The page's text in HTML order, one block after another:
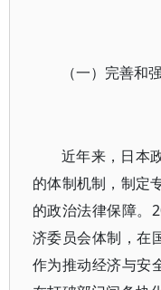
（一）完善和
近年来，日本
的体制机制，制定
的政治法律保障。
济委员会体制，在
作为推动经济与安